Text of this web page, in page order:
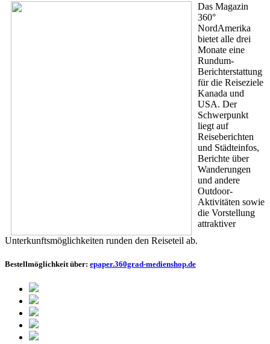
Das Magazin
360°
NordAmerika
bietet alle drei
Monate eine
Rundum-
Berichterstattung
für die Reiseziele
Kanada und
USA. Der
Schwerpunkt
liegt auf
Reiseberichten
und Städteinfos,
Berichte über
Wanderungen
und andere
Outdoor-
Aktivitäten sowie
die Vorstellung
attraktiver
Unterkunftsmöglichkeiten runden den Reiseteil ab.
Bestellmöglichkeit über: epaper.360grad-medienshop.de